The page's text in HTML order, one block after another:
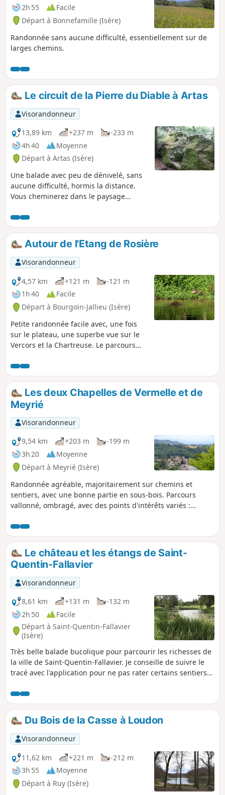
2h 55
Facile
Départ à Bonnefamille (Isère)
Randonnée sans aucune difficulté, essentiellement sur de
larges chemins.
Le circuit de la Pierre du Diable à Artas
Visorandonneur
13,89 km
+237 m
-233 m
4h 40
Moyenne
Départ à Artas (Isère)
Une balade avec peu de dénivelé, sans
aucune difficulté, hormis la distance.
Vous cheminerez dans le paysage
pourrez faire le tour de la Pierre du
Diable, et pourquoi pas l'escalader ?
Autour de l'Etang de Rosière
Visorandonneur
4,57 km
+121 m
-121 m
1h 40
Facile
Départ à Bourgoin-Jallieu (Isère)
Petite randonnée facile avec, une fois
sur le plateau, une superbe vue sur le
Vercors et la Chartreuse. Le parcours
des plateaux agricoles en mélangeant
ombres et lumière. A faire plutôt par
beau temps pour bénéficier de la
fraîcheur de la foret et d'une vue
dégagée.
Les deux Chapelles de Vermelle et de
Meyrié
Visorandonneur
9,54 km
+203 m
-199 m
3h 20
Moyenne
Départ à Meyrié (Isère)
Randonnée agréable, majoritairement sur chemins et
sentiers, avec une bonne partie en sous-bois. Parcours
vallonné, ombragé, avec des points d'intérêts variés :
vallée de l'Agny, la charmante petite église de Vermelle,
datant du XIIe siècle et la Chapelle de la petite Salette de
Meyrié.Le château et les étangs de Saint-
Quentin-Fallavier
Visorandonneur
8,61 km
+131 m
-132 m
2h 50
Facile
Départ à Saint-Quentin-Fallavier
(Isère)
Très belle balade bucolique pour parcourir les richesses de
la ville de Saint-Quentin-Fallavier. Je conseille de suivre le
tracé avec l'application pour ne pas rater certains sentiers
Du Bois de la Casse à Loudon
Visorandonneur
11,62 km
+221 m
-212 m
3h 55
Moyenne
Départ à Ruy (Isère)